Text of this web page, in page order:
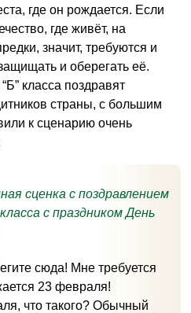
где он рождается. Если
где живёт, на
значит, требуются и
и оберегать её.
класса поздравят
страны, с большим
к сценарию очень
сценка с поздравлением
с праздником День
сюда! Мне требуется
23 февраля!
что такого? Обычный